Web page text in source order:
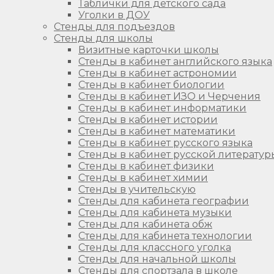
Таблички для детского сада
Уголки в ДОУ
Стенды для подъездов
Стенды для школы
Визитные карточки школы
Стенды в кабинет английского языка
Стенды в кабинет астрономии
Стенды в кабинет биологии
Стенды в кабинет ИЗО и Черчения
Стенды в кабинет информатики
Стенды в кабинет истории
Стенды в кабинет математики
Стенды в кабинет русского языка
Стенды в кабинет русской
Стенды в кабинет физики
Стенды в кабинет химии
Стенды в учительскую
Стенды для кабинета географии
Стенды для кабинета музыки
Стенды для кабинета обж
Стенды для кабинета технологии
Стенды для классного уголка
Стенды для начальной школы
Стенды для спортзала в школе